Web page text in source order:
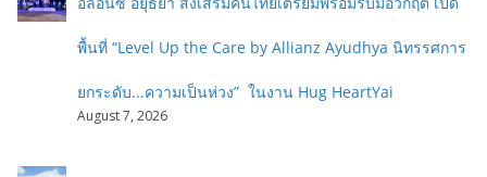
พื้นที่ “Level Up the Care by Allianz Ayudhya นิทรรศการ
ยกระดับ...ความเป็นห่วง” ในงาน Hug HeartYai
August 7, 2026